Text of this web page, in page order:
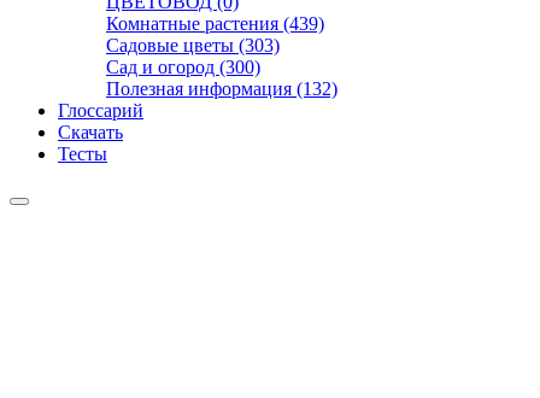
Комнатные растения (439)
Садовые цветы (303)
Сад и огород (300)
Полезная информация (132)
Глоссарий
Скачать
Тесты